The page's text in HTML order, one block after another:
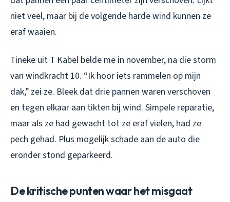
niet veel, maar bij de volgende harde wind kunnen ze
eraf waaien.
Tineke uit T Kabel belde me in november, na die storm
van windkracht 10. “Ik hoor iets rammelen op mijn
dak,” zei ze. Bleek dat drie pannen waren verschoven
en tegen elkaar aan tikten bij wind. Simpele reparatie,
maar als ze had gewacht tot ze eraf vielen, had ze
pech gehad. Plus mogelijk schade aan de auto die
eronder stond geparkeerd.
De kritische punten waar het misgaat